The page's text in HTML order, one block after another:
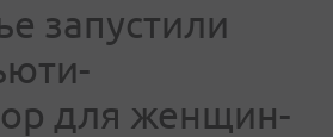
запустили
для женщин-